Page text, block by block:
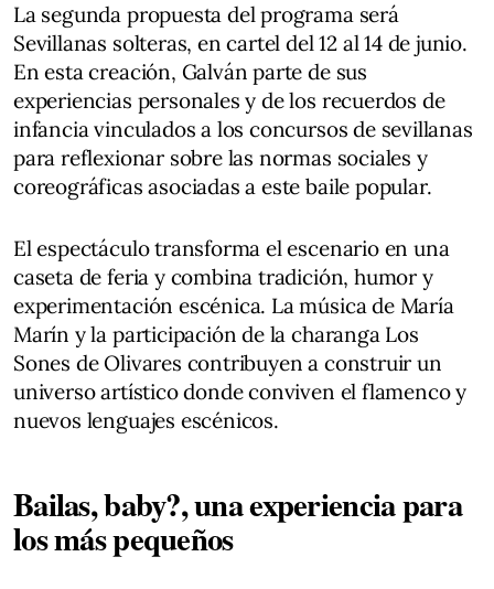
La segunda propuesta del programa será
Sevillanas solteras, en cartel del 12 al 14 de junio.
En esta creación, Galván parte de sus
experiencias personales y de los recuerdos de
infancia vinculados a los concursos de sevillanas
para reflexionar sobre las normas sociales y
coreográficas asociadas a este baile popular.
El espectáculo transforma el escenario en una
caseta de feria y combina tradición, humor y
experimentación escénica. La música de María
Marín y la participación de la charanga Los
Sones de Olivares contribuyen a construir un
universo artístico donde conviven el flamenco y
nuevos lenguajes escénicos.
Bailas, baby?, una experiencia para
los más pequeños